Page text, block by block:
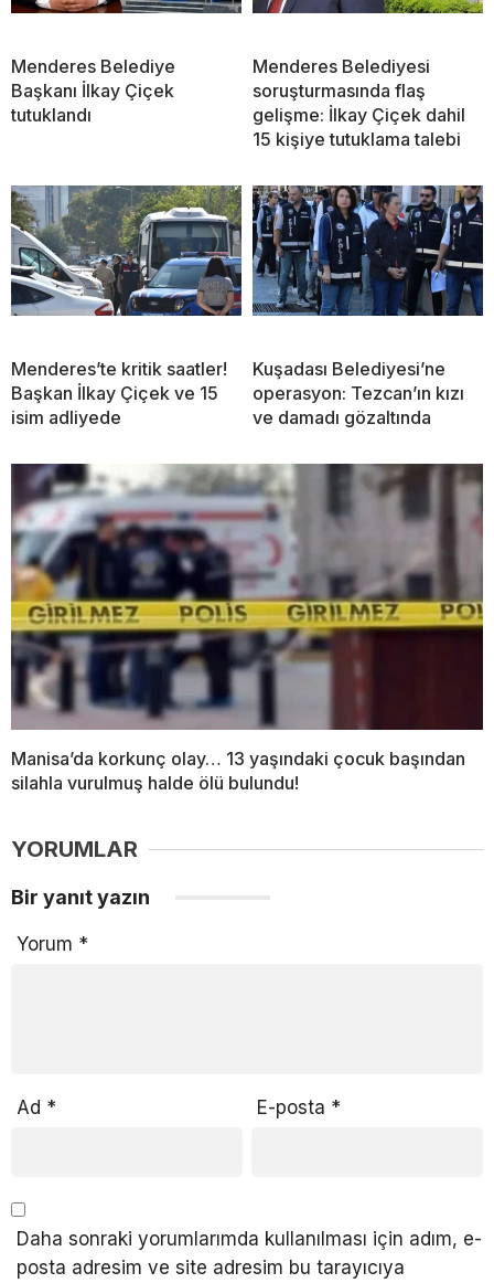
Menderes Belediye
Başkanı İlkay Çiçek
tutuklandı
Menderes Belediyesi
soruşturmasında flaş
gelişme: İlkay Çiçek dahil
15 kişiye tutuklama talebi
Menderes’te kritik saatler!
Başkan İlkay Çiçek ve 15
isim adliyede
Kuşadası Belediyesi’ne
operasyon: Tezcan’ın kızı
ve damadı gözaltında
Manisa’da korkunç olay… 13 yaşındaki çocuk başından
silahla vurulmuş halde ölü bulundu!
YORUMLAR
Bir yanıt yazın
Yorum *
Ad * E-posta *
Daha sonraki yorumlarımda kullanılması için adım, e-
posta adresim ve site adresim bu tarayıcıya